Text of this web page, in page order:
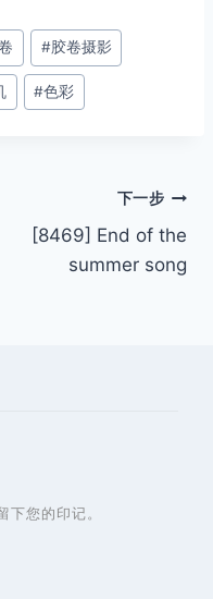
#胶卷摄影
#色彩
下一步
[8469] End of the
summer song
下您的印记。